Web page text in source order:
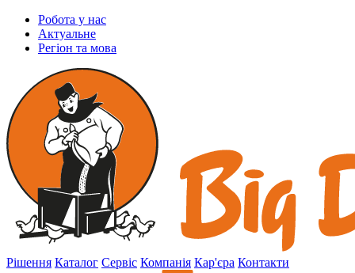
Робота у нас
Актуальне
Регіон та мова
Рішення Каталог Сервіс Компанія Кар'єра Контакти